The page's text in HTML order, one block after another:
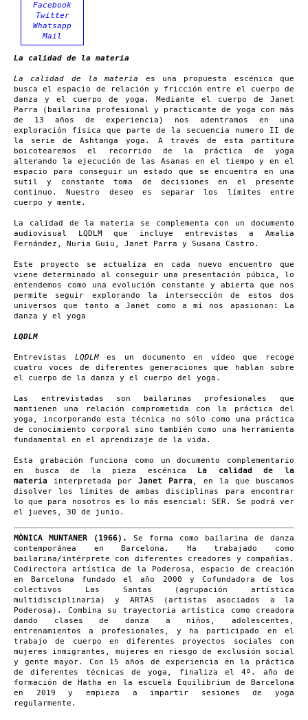
Facebook
Twitter
Whatsapp
Mail
La calidad de la materia
La calidad de la materia
es una propuesta escénica que
busca el espacio de relación y fricción entre el cuerpo de
danza y el cuerpo de yoga. Mediante el cuerpo de Janet
Parra (bailarina profesional y practicante de yoga con más
de 13 años de experiencia) nos adentramos en una
exploración física que parte de la secuencia numero II de
la serie de Ashtanga yoga. A través de esta partitura
boicotearemos el recorrido de la práctica de yoga
alterando la ejecución de las Asanas en el tiempo y en el
espacio para conseguir un estado que se encuentra en una
sutil y constante toma de decisiones en el presente
continuo. Nuestro deseo es separar los límites entre
cuerpo y mente.
La calidad de la materia se complementa con un documento
audiovisual LQDLM que incluye entrevistas a Amalia
Fernández, Nuria Guiu, Janet Parra y Susana Castro.
Este proyecto se actualiza en cada nuevo encuentro que
viene determinado al conseguir una presentación púbica, lo
entendemos como una evolución constante y abierta que nos
permite seguir explorando la intersección de estos dos
universos que tanto a Janet como a mí nos apasionan: La
danza y el yoga
LQDLM
Entrevistas LQDLMes un documento en vídeo que recoge
cuatro voces de diferentes generaciones que hablan sobre
el cuerpo de la danza y el cuerpo del yoga.
Las entrevistadas son bailarinas profesionales que
mantienen una relación comprometida con la práctica del
yoga, incorporando esta técnica no sólo como una práctica
de conocimiento corporal sino también como una herramienta
fundamental en el aprendizaje de la vida.
Esta grabación funciona como un documento complementario
en busca de la pieza escénica La calidad de la
materia interpretada por Janet Parra, en la que buscamos
disolver los límites de ambas disciplinas para encontrar
lo que para nosotros es lo más esencial: SER. Se podrá ver
el jueves, 30 de junio.
MÒNICA MUNTANER (1966).
Se forma como bailarina de danza
contemporánea en Barcelona. Ha trabajado como
bailarina/intérprete con diferentes creadores y compañías.
Codirectora artística de la Poderosa, espacio de creación
en Barcelona fundado el año 2000 y Cofundadora de los
colectivos Las Santas (agrupación artística
multidisciplinaria) y ARTAS (artistas asociados a la
Poderosa). Combina su trayectoria artística como creadora
dando clases de danza a niños, adolescentes,
entrenamientos a profesionales, y ha participado en el
trabajo de cuerpo en diferentes proyectos sociales con
mujeres inmigrantes, mujeres en riesgo de exclusión social
y gente mayor. Con 15 años de experiencia en la práctica
de diferentes técnicas de yoga, finaliza el 4º. año de
formación de Hatha en la escuela Equilibrium de Barcelona
en 2019 y empieza a impartir sesiones de yoga
regularmente.